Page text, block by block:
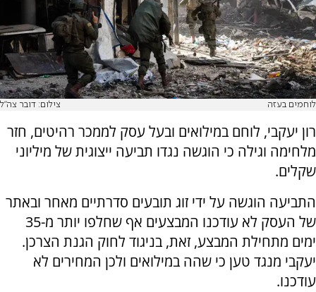
לוחמים בעזה צילום: דובר צה"ל
רון יעקבי, לוחם במילואים ובעל עסק לממכר רהיטים, חזר
מלחימה וגילה כי הוגשה נגדו תביעה ייצוגית של מיליוני
שקלים.
התביעה הוגשה על ידי זוג תובעים סדרתיים מאחר ובאתר
של העסק לא עודכנו המבצעים אף שחלפו יותר מ-35
ימים מתחילת המבצע, זאת, בניגוד לחוק הגנת הצרכן.
יעקבי מנגד טען כי שהה במילואים ולכן המחירים לא
עודכנו.